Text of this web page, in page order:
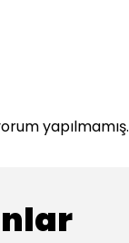
yapılmamış.